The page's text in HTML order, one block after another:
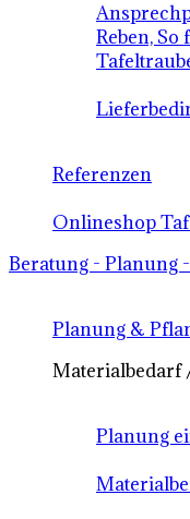
Reben, So
Referenzen
Onlineshop
Beratung - Planung
Planung &
Materialbedarf
Planung